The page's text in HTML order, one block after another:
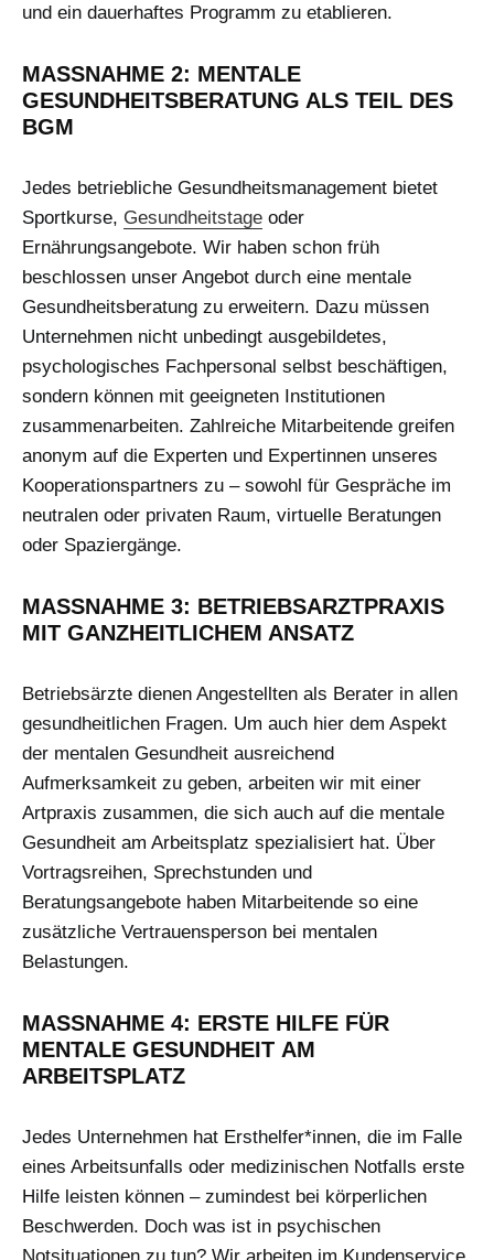
und ein dauerhaftes Programm zu etablieren.
MASSNAHME 2: MENTALE G
ESUNDHEITSBERATUNG ALS TEIL DES B
GM
Jedes betriebliche Gesundheitsmanagement bietet
Sportkurse, Gesundheitstage oder
Ernährungsangebote. Wir haben schon früh
beschlossen unser Angebot durch eine mentale
Gesundheitsberatung zu erweitern. Dazu müssen
Unternehmen nicht unbedingt ausgebildetes,
psychologisches Fachpersonal selbst beschäftigen,
sondern können mit geeigneten Institutionen
zusammenarbeiten. Zahlreiche Mitarbeitende greifen
anonym auf die Experten und Expertinnen unseres
Kooperationspartners zu – sowohl für Gespräche im
neutralen oder privaten Raum, virtuelle Beratungen
oder Spaziergänge.
MASSNAHME 3: BETRIEBSARZTPRAXIS M
IT GANZHEITLICHEM ANSATZ
Betriebsärzte dienen Angestellten als Berater in allen
gesundheitlichen Fragen. Um auch hier dem Aspekt
der mentalen Gesundheit ausreichend
Aufmerksamkeit zu geben, arbeiten wir mit einer
Artpraxis zusammen, die sich auch auf die mentale
Gesundheit am Arbeitsplatz spezialisiert hat. Über
Vortragsreihen, Sprechstunden und
Beratungsangebote haben Mitarbeitende so eine
zusätzliche Vertrauensperson bei mentalen
Belastungen.
MASSNAHME 4: ERSTE HILFE FÜR M
ENTALE GESUNDHEIT AM A
RBEITSPLATZ
Jedes Unternehmen hat Ersthelfer*innen, die im Falle
eines Arbeitsunfalls oder medizinischen Notfalls erste
Hilfe leisten können – zumindest bei körperlichen
Beschwerden. Doch was ist in psychischen
Notsituationen zu tun? Wir arbeiten im Kundenservice